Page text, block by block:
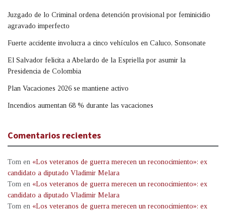
Juzgado de lo Criminal ordena detención provisional por feminicidio
agravado imperfecto
Fuerte accidente involucra a cinco vehículos en Caluco, Sonsonate
El Salvador felicita a Abelardo de la Espriella por asumir la
Presidencia de Colombia
Plan Vacaciones 2026 se mantiene activo
Incendios aumentan 68 % durante las vacaciones
Comentarios recientes
Tom en «Los veteranos de guerra merecen un reconocimiento»: ex
candidato a diputado Vladimir Melara
Tom en «Los veteranos de guerra merecen un reconocimiento»: ex
candidato a diputado Vladimir Melara
Tom en «Los veteranos de guerra merecen un reconocimiento»: ex